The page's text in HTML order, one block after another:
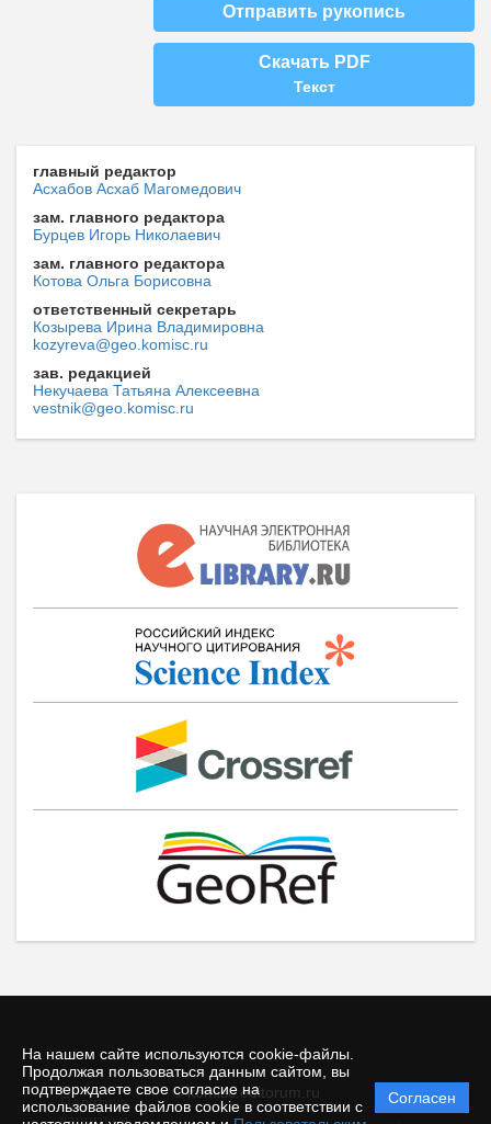
На нашем сайте используются cookie-файлы.
Продолжая пользоваться данным сайтом, вы
подтверждаете свое согласие на
использование файлов cookie в соответствии с
Согласен
Отправить рукопись
Скачать PDF
Текст
главный редактор
Асхабов Асхаб Магомедович
зам. главного редактора
Бурцев Игорь Николаевич
зам. главного редактора
Котова Ольга Борисовна
ответственный секретарь
Козырева Ирина Владимировна
kozyreva@geo.komisc.ru
зав. редакцией
Некучаева Татьяна Алексеевна
vestnik@geo.komisc.ru
© komisc.editorum.ru
Политика
защиты и